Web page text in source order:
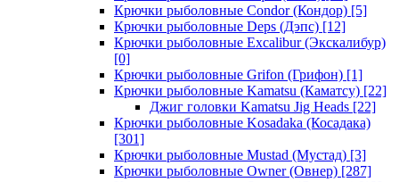
Крючки рыболовные Condor (Кондор) [5]
Крючки рыболовные Deps (Дэпс) [12]
Крючки рыболовные Excalibur (Экскалибур)
[0]
Крючки рыболовные Grifon (Грифон) [1]
Крючки рыболовные Kamatsu (Каматсу) [22]
Джиг головки Kamatsu Jig Heads [22]
Крючки рыболовные Kosadaka (Косадака)
[301]
Крючки рыболовные Mustad (Мустад) [3]
Крючки рыболовные Owner (Овнер) [287]